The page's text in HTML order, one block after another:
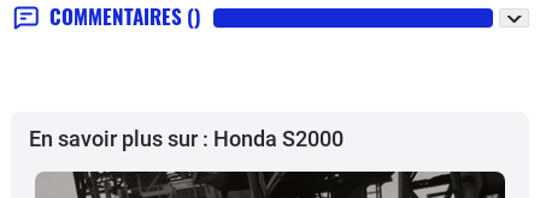
COMMENTAIRES ()
En savoir plus sur : Honda S2000